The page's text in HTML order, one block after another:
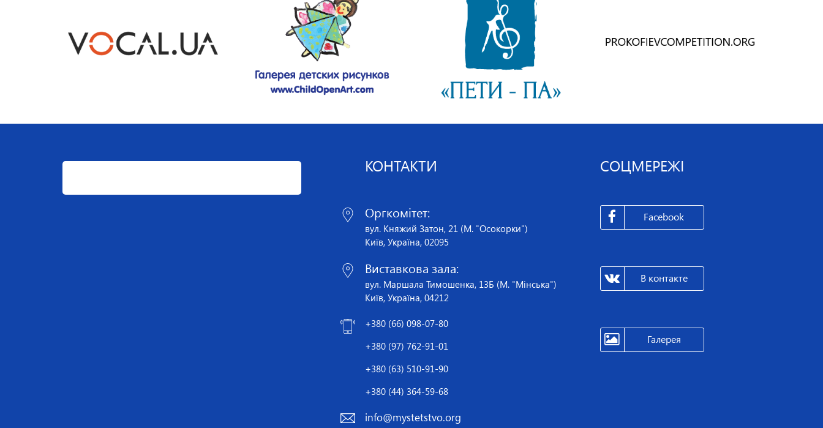
КОНТАКТИ
Оргкомітет:
вул. Княжий Затон, 21 (М. "Осокорки")
Київ, Україна, 02095
Виставкова зала:
вул. Маршала Тимошенка, 13Б (М. "Мінська")
Київ, Україна, 04212
+380 (66) 098-07-80
+380 (97) 762-91-01
+380 (63) 510-91-90
+380 (44) 364-59-68
info@mystetstvo.org
СОЦМЕРЕЖІ
Facebook
В контакте
Галерея